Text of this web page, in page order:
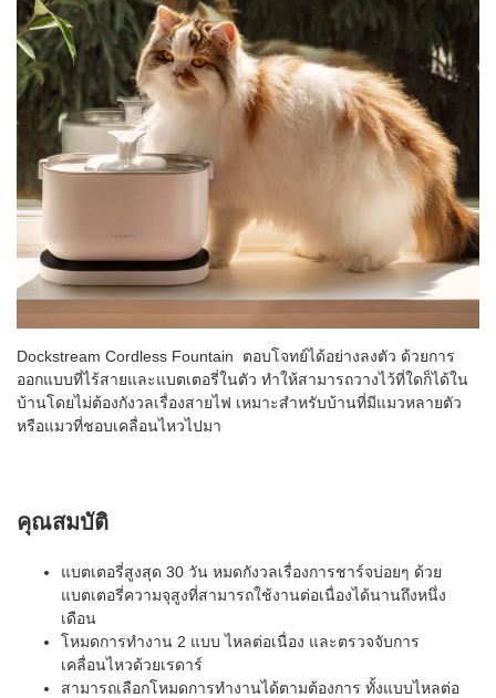
Dockstream Cordless Fountain ตอบโจทย์ได้อย่างลงตัว ด้วยการ
ออกแบบที่ไร้สายและแบตเตอรี่ในตัว ทำให้สามารถวางไว้ที่ใดก็ได้ใน
บ้านโดยไม่ต้องกังวลเรื่องสายไฟ เหมาะสำหรับบ้านที่มีแมวหลายตัว
หรือแมวที่ชอบเคลื่อนไหวไปมา
คุณสมบัติ
แบตเตอรี่สูงสุด 30 วัน หมดกังวลเรื่องการชาร์จบ่อยๆ ด้วย
แบตเตอรี่ความจุสูงที่สามารถใช้งานต่อเนื่องได้นานถึงหนึ่ง
เดือน
โหมดการทำงาน 2 แบบ ไหลต่อเนื่อง และตรวจจับการ
เคลื่อนไหวด้วยเรดาร์
สามารถเลือกโหมดการทำงานได้ตามต้องการ ทั้งแบบไหลต่อ